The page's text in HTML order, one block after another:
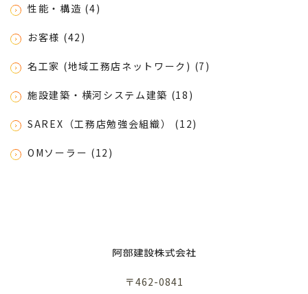
性能・構造 (4)
お客様 (42)
名工家 (地域工務店ネットワーク) (7)
施設建築・横河システム建築 (18)
SAREX（工務店勉強会組織） (12)
OMソーラー (12)
〒462-0841